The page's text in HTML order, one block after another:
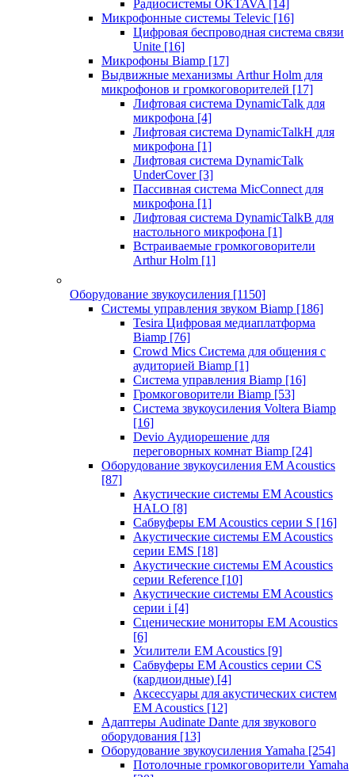
Радиосистемы OKTAVA [14]
Микрофонные системы Televic [16]
Цифровая беспроводная система связи
Unite [16]
Микрофоны Biamp [17]
Выдвижные механизмы Arthur Holm для
микрофонов и громкоговорителей [17]
Лифтовая система DynamicTalk для
микрофона [4]
Лифтовая система DynamicTalkH для
микрофона [1]
Лифтовая система DynamicTalk
UnderCover [3]
Пассивная система MicConnect для
микрофона [1]
Лифтовая система DynamicTalkB для
настольного микрофона [1]
Встраиваемые громкоговорители
Arthur Holm [1]
Оборудование звукоусиления [1150]
Системы управления звуком Biamp [186]
Tesira Цифровая медиаплатформа
Biamp [76]
Crowd Mics Система для общения с
аудиторией Biamp [1]
Система управления Biamp [16]
Громкоговорители Biamp [53]
Система звукоусиления Voltera Biamp
[16]
Devio Аудиорешение для
переговорных комнат Biamp [24]
Оборудование звукоусиления EM Acoustics
[87]
Акустические системы EM Acoustics
HALO [8]
Сабвуферы EM Acoustics серии S [16]
Акустические системы EM Acoustics
серии EMS [18]
Акустические системы EM Acoustics
серии Reference [10]
Акустические системы EM Acoustics
серии i [4]
Сценические мониторы EM Acoustics
[6]
Усилители EM Acoustics [9]
Сабвуферы EM Acoustics серии CS
(кардиоидные) [4]
Аксессуары для акустических систем
EM Acoustics [12]
Адаптеры Audinate Dante для звукового
оборудования [13]
Оборудование звукоусиления Yamaha [254]
Потолочные громкоговорители Yamaha